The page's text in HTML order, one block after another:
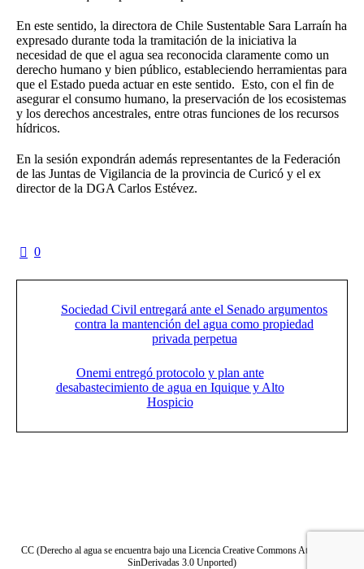
En este sentido, la directora de Chile Sustentable Sara Larraín ha
expresado durante toda la tramitación de la iniciativa la
necesidad de que el agua sea reconocida claramente como un
derecho humano y bien público, estableciendo herramientas para
que el Estado pueda actuar en este sentido. Esto, con el fin de
asegurar el consumo humano, la preservación de los ecosistemas
y los derechos ancestrales, entre otras funciones de los recursos
hídricos.
En la sesión expondrán además representantes de la Federación
de las Juntas de Vigilancia de la provincia de Curicó y el ex
director de la DGA Carlos Estévez.
0
Sociedad Civil entregará ante el Senado argumentos
contra la mantención del agua como propiedad
privada perpetua
Onemi entregó protocolo y plan ante
desabastecimiento de agua en Iquique y Alto
Hospicio
CC (Derecho al agua se encuentra bajo una Licencia Creative Commons Atribución-
SinDerivadas 3.0 Unported)